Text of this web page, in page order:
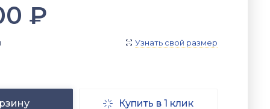
₽
 Узнать свой размер
 Купить в 1 клик